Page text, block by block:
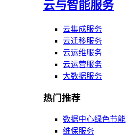
云与智能服务
云集成服务
云迁移服务
云运维服务
云运营服务
大数据服务
热门推荐
数据中心绿色节能
维保服务